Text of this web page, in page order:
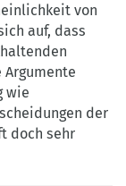
von
auf, dass
wie
der
doch sehr